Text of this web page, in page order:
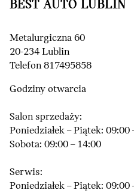
BEST AUTO LUBLIN
Metalurgiczna 60
20-234 Lublin
Telefon 817495858
Godziny otwarcia
Salon sprzedaży:
Poniedziałek – Piątek: 09:00
Sobota: 09:00 – 14:00
Serwis:
Poniedziałek – Piątek: 09:00